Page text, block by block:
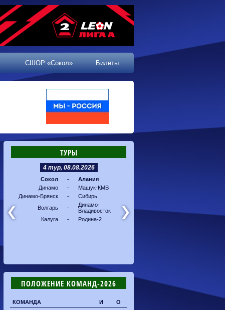
СШОР «Сокол» Билеты
ТУРЫ
4 тур, 08.08.2026
Сокол -
Алания
Динамо
-
Машук-КМВ
Динамо-Брянск
-
Сибирь
Волгарь
-
Динамо-
Владивосток
Калуга
- Родина-2
Сибирь
ПОЛОЖЕНИЕ КОМАНД-2026
КОМАНДА И О